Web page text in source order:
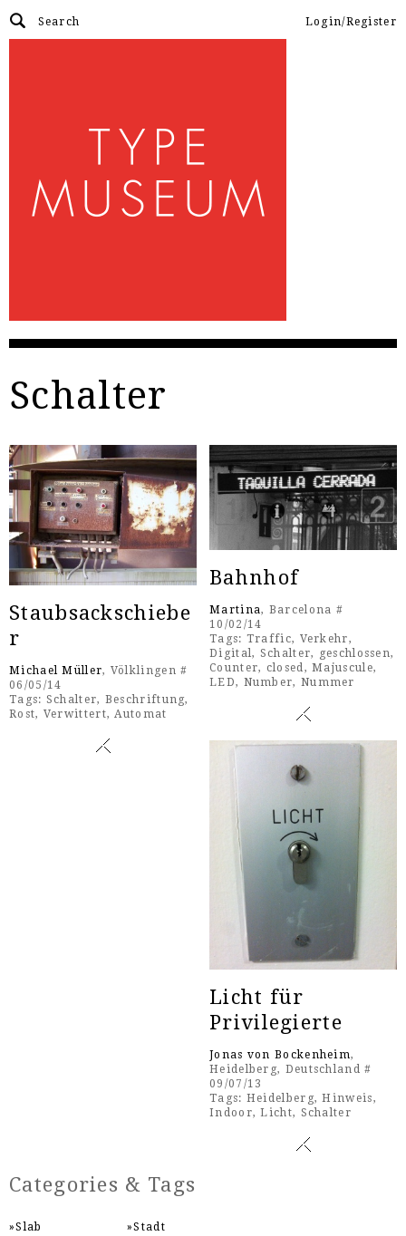
Login/Register
Schalter
Staubsackschiebe
r
Michael Müller, Völklingen #
06/05/14
Tags: Schalter, Beschriftung,
Rost, Verwittert,Automat
Bahnhof
Martina, Barcelona #
10/02/14
Tags: Traffic, Verkehr,
Digital, Schalter, geschlossen,
Counter, closed ,Majuscule,
LED, Number, Nummer
Licht für
Privilegierte
Jonas von Bockenheim,
Heidelberg, Deutschland #
09/07/13
Tags: Heidelberg,Hinweis,
Indoor,Licht, Schalter
Categories & Tags
Slab
Stadt